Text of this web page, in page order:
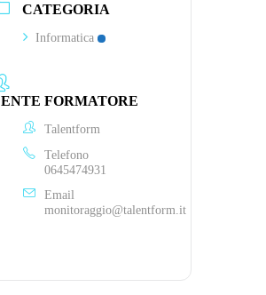
CATEGORIA
Informatica
ENTE FORMATORE
Talentform
Telefono
0645474931
Email
monitoraggio@talentform.it